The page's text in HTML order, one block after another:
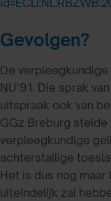
Gevolgen?
De
NU’91. Die sprak
uitspraak ook van
GGz Breburg stelde
verpleegkundige
achterstallige
Het is dus nog
uiteindelijk zal